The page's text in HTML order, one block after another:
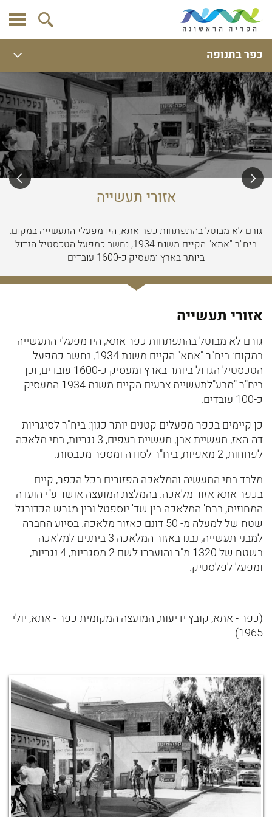
כפר בתנופה
אזורי תעשייה
גורם לא מבוטל בהתפתחות כפר אתא, היו מפעלי התעשייה במקום:
ביח"ר "אתא" הקיים משנת 1934, נחשב כמפעל הטכסטיל הגדול
ביותר בארץ ומעסיק כ-1600 עובדים
אזורי תעשייה
גורם לא מבוטל בהתפתחות כפר אתא, היו מפעלי התעשייה
במקום: ביח"ר "אתא" הקיים משנת 1934, נחשב כמפעל
הטכסטיל הגדול ביותר בארץ ומעסיק כ-1600 עובדים, וכן
ביח"ר "מבע"לתעשיית צבעים הקיים משנת 1934 המעסיק
כ-100 עובדים.
כן קיימים בכפר מפעלים קטנים יותר כגון: ביח"ר לסיגריות
דה-האז, תעשיית אבן, תעשיית רעפים, 3 נגריות, בתי מלאכה
לפחחות, 2 מאפיות, ביח"ר לסודה ומספר מכבסות.
מלבד בתי התעשיה והמלאכה הפזורים בכל הכפר, קיים
בכפר אתא אזור מלאכה. בהמלצת המועצה אושר ע"י הועדה
המחוזית, ברח' המלאכה בין שד' יוספטל ובין מגרש הכדורגל.
שטח של למעלה מ- 50 דונם כאזור מלאכה. בסיוע החברה
למבני תעשייה, נבנו באזור המלאכה 3 ביתנים למלאכה
בשטח של 1320 מ"ר והועברו לשם 2 מסגריות, 4 נגריות,
ומפעל לפלסטיק.
(כפר - אתא, קובץ ידיעות, המועצה המקומית כפר - אתא, יולי
1965).